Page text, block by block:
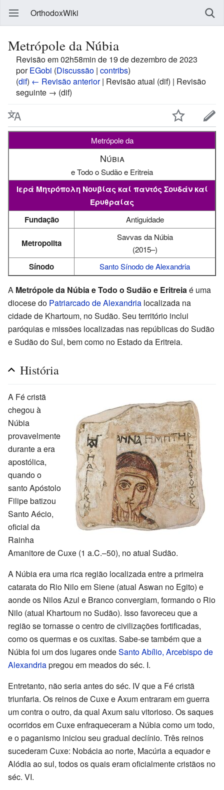
OrthodoxWiki
Metrópole da Núbia
Revisão em 02h58min de 19 de dezembro de 2023
porEGobi (Discussão | contribs)
(dif) ← Revisão anterior| Revisão atual (dif) | Revisão
seguinte → (dif)
Metrópole da
Núbia
e Todo o Sudão e Eritreia
Ιερά Μητρόπολη Νουβίας καί παντός Σουδάν καί
Ερυθραίας
Fundação
Antiguidade
Metropolita
Savvas da Núbia
(2015–)
Sínodo Santo Sínodo de Alexandria
A Metrópole da Núbia e Todo o Sudão e Eritreiaé uma
diocese do Patriarcado de Alexandria localizada na
cidade de Khartoum, no Sudão. Seu território inclui
paróquias e missões localizadas nas repúblicas do Sudão
e Sudão do Sul, bem como no Estado da Eritreia.
História
A Fé cristã
chegou à
Núbia
provavelmente
durante a era
apostólica,
quando o
santo Apóstolo
Filipe batizou
Santo Aécio,
oficial da
Rainha
Amanitore de Cuxe (1 a.C.–50), no atual Sudão.
A Núbia era uma rica região localizada entre a primeira
catarata do Rio Nilo em Siene (atual Aswan no Egito) e
aonde os Nilos Azul e Branco convergiam, formando o Rio
Nilo (atual Khartoum no Sudão). Isso favoreceu que a
região se tornasse o centro de civilizações fortificadas,
como os quermas e os cuxitas. Sabe-se também que a
Núbia foi um dos lugares ondeSanto Abílio, Arcebispo de
Alexandriapregou em meados do séc. I.
Entretanto, não seria antes do séc. IV que a Fé cristã
triunfaria. Os reinos de Cuxe e Axum entraram em guerra
um contra o outro, da qual Axum saiu vitorioso. Os saques
ocorridos em Cuxe enfraqueceram a Núbia como um todo,
e o paganismo iniciou seu gradual declínio. Três reinos
sucederam Cuxe: Nobácia ao norte, Macúria a equador e
Alódia ao sul, todos os quais eram oficialmente cristãos no
séc. VI.